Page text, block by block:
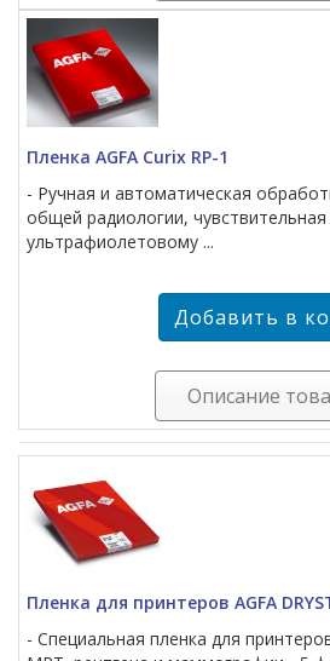
Пленка AGFA Сurix RP-1
- Ручная и автоматическая
общей радиологии, чувствительная
ультрафиолетовому ...
Описание
Пленка для принтеров AGFA
- Специальная пленка для